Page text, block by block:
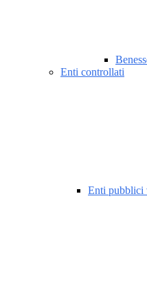
Enti controllati
Enti pubblici